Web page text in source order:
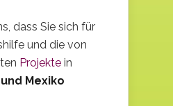
dass Sie sich für
und die von
Projekte in
Mexiko